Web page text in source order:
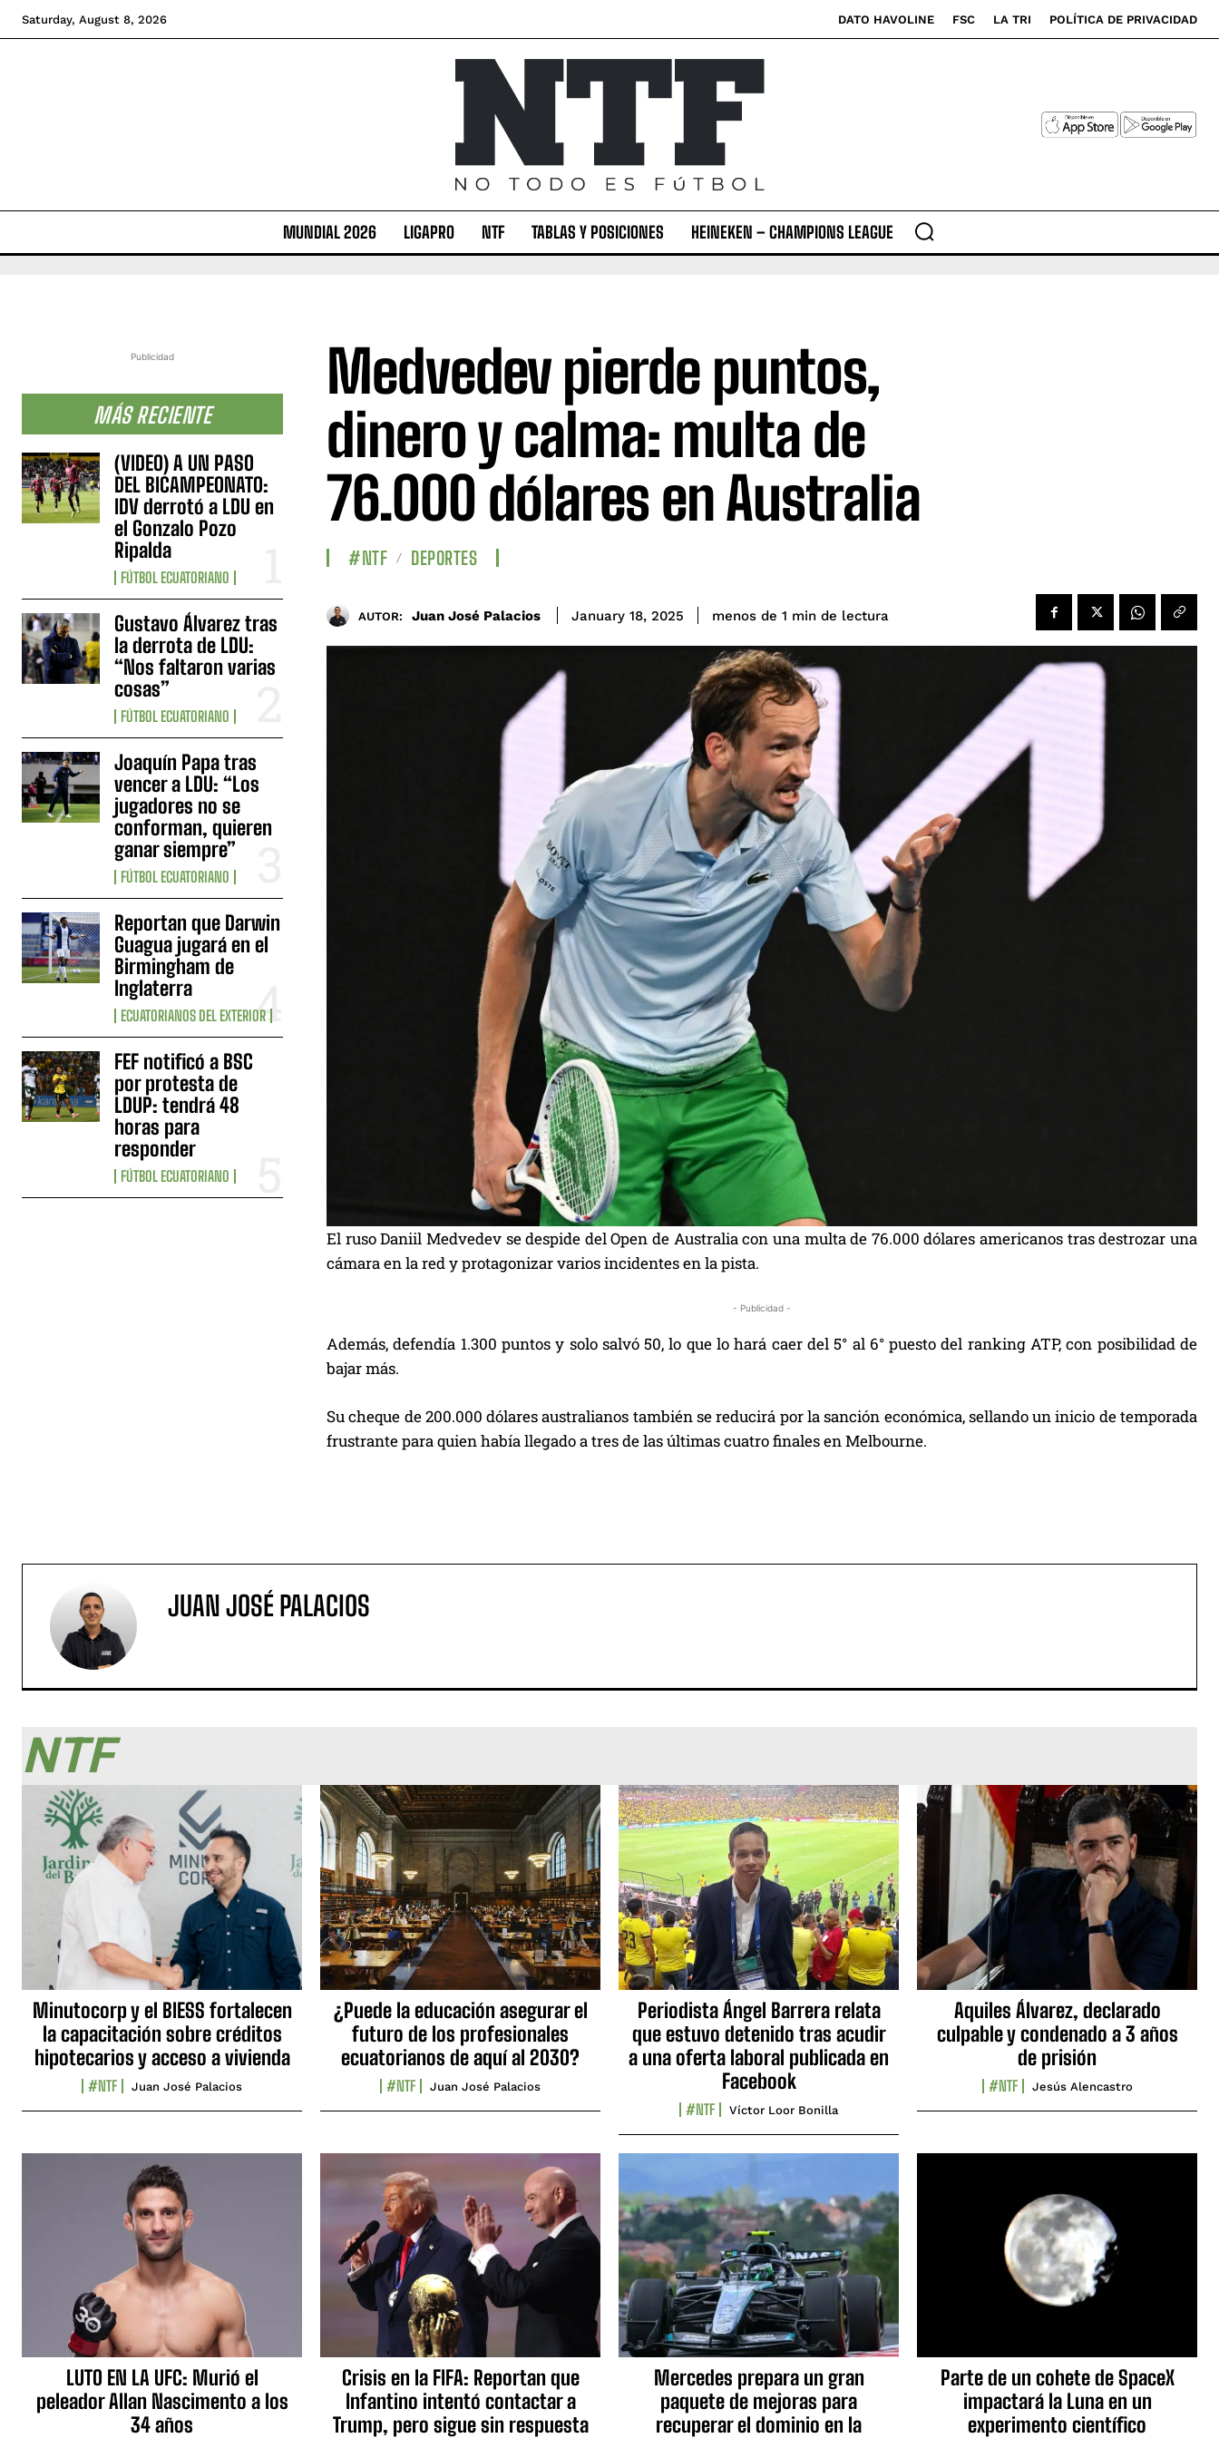
Saturday, August 8, 2026 DATO HAVOLINE FSC LA TRI POLÍTICA DE PRIVACIDAD
MUNDIAL 2026 LIGAPRO NTF TABLAS Y POSICIONES HEINEKEN – CHAMPIONS LEAGUE
Publicidad
MÁS RECIENTE
(VIDEO) A UN PASO
DEL BICAMPEONATO:
IDV derrotó a LDU en
el Gonzalo Pozo
Ripalda
FÚTBOL ECUATORIANO
Gustavo Álvarez tras
la derrota de LDU:
“Nos faltaron varias
cosas”
FÚTBOL ECUATORIANO
Joaquín Papa tras
vencer a LDU: “Los
jugadores no se
conforman, quieren
ganar siempre”
FÚTBOL ECUATORIANO
Reportan que Darwin
Guagua jugará en el
Birmingham de
Inglaterra
ECUATORIANOS DEL EXTERIOR
FEF notificó a BSC
por protesta de
LDUP: tendrá 48
horas para
responder
FÚTBOL ECUATORIANO
Medvedev pierde puntos,
dinero y calma: multa de
76.000 dólares en Australia
#NTF DEPORTES
AUTOR: Juan José Palacios January 18, 2025 menos de 1 min de lectura
El ruso Daniil Medvedev se despide del Open de Australia con una multa de 76.000 dólares americanos tras destrozar una
cámara en la red y protagonizar varios incidentes en la pista.
- Publicidad -
Además, defendía 1.300 puntos y solo salvó 50, lo que lo hará caer del 5° al 6° puesto del ranking ATP, con posibilidad de
bajar más.
Su cheque de 200.000 dólares australianos también se reducirá por la sanción económica, sellando un inicio de temporada
frustrante para quien había llegado a tres de las últimas cuatro finales en Melbourne.
JUAN JOSÉ PALACIOS
NTF
Minutocorp y el BIESS fortalecen
la capacitación sobre créditos
hipotecarios y acceso a vivienda
#NTF Juan José Palacios
¿Puede la educación asegurar el
futuro de los profesionales
ecuatorianos de aquí al 2030?
#NTF Juan José Palacios
Periodista Ángel Barrera relata
que estuvo detenido tras acudir
a una oferta laboral publicada en
Facebook
#NTF Víctor Loor Bonilla
Aquiles Álvarez, declarado
culpable y condenado a 3 años
de prisión
#NTF Jesús Alencastro
LUTO EN LA UFC: Murió el
peleador Allan Nascimento a los
34 años
Crisis en la FIFA: Reportan que
Infantino intentó contactar a
Trump, pero sigue sin respuesta
Mercedes prepara un gran
paquete de mejoras para
recuperar el dominio en la
Parte de un cohete de SpaceX
impactará la Luna en un
experimento científico